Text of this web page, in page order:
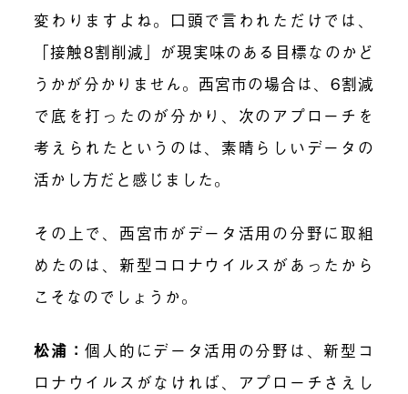
変わりますよね。口頭で言われただけでは、
「接触8割削減」が現実味のある目標なのかど
うかが分かりません。西宮市の場合は、6割減
で底を打ったのが分かり、次のアプローチを
考えられたというのは、素晴らしいデータの
活かし方だと感じました。
その上で、西宮市がデータ活用の分野に取組
めたのは、新型コロナウイルスがあったから
こそなのでしょうか。
松浦：個人的にデータ活用の分野は、新型コ
ロナウイルスがなければ、アプローチさえし